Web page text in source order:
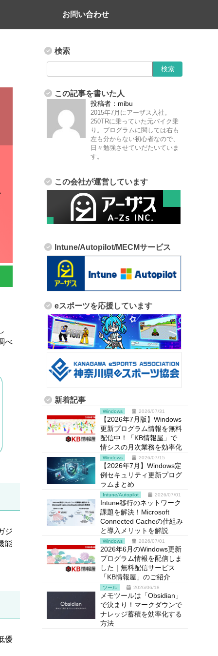
お問い合わせ
べ
ジ
能
優
検索
この記事を書いた人
投稿者： mibu
2015年7月にアーザス入社。
250TRに乗っていた元バイク乗
り。プログラムに関しては右も
左も分からない初心者なので、
日々勉強させていだたいていま
す。
この会社が運営しています
Intune/Autopilot/MECMサービス
eスポーツを応援しています
新着記事
Windows 2026/07/31
【2026年7月版】Windows
更新プログラム情報を無料
配信中！「KB情報屋」で
情シスの月次業務を効率化
Windows 2026/07/15
【2026年7月】Windows定
例セキュリティ更新プログ
ラムまとめ
Intune/Autopilot 2026/07/01
Intune移行のネットワーク
課題を解決！Microsoft
Connected Cacheの仕組み
と導入メリットを解説
Windows 2026/07/01
2026年6月のWindows更新
プログラム情報を配信しま
した｜無料配信サービス
「KB情報屋」のご紹介
ツール 2026/06/18
メモツールは「Obsidian」
で決まり！マークダウンで
ナレッジ蓄積を効率化する
方法